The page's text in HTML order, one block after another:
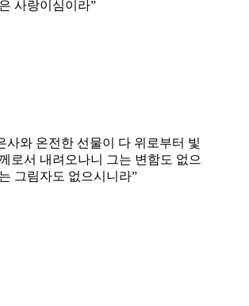
사랑이심이라”
사와 온전한 선물이 다 위로부터 빛
로서 내려오나니 그는 변함도 없으
그림자도 없으시니라”